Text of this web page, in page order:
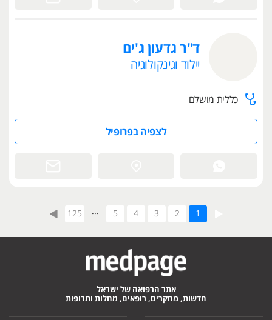
ד"ר גדעון ג'ים
יילוד וגינקולוגיה
כללית מושלם
לצפיה בפרופיל
1
2
3
4
5
...
125
אתר הרפואה של ישראל
חדשות, מחקרים, רופאים, מחלות ותרופות